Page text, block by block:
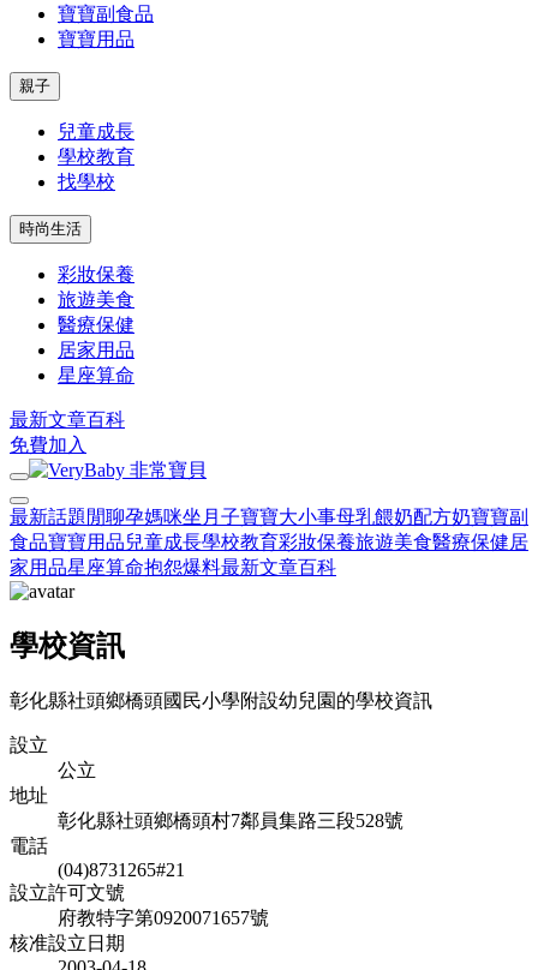
寶寶副食品
寶寶用品
親子
兒童成長
學校教育
找學校
時尚生活
彩妝保養
旅遊美食
醫療保健
居家用品
星座算命
最新文章百科
免費加入
最新話題 閒聊孕媽咪坐月子寶寶大小事母乳餵奶配方奶寶寶副
食品寶寶用品兒童成長學校教育彩妝保養旅遊美食醫療保健居
家用品星座算命抱怨爆料最新文章百科
學校資訊
彰化縣社頭鄉橋頭國民小學附設幼兒園的學校資訊
設立
公立
地址
彰化縣社頭鄉橋頭村7鄰員集路三段528號
電話
(04)8731265#21
設立許可文號
府教特字第0920071657號
核准設立日期